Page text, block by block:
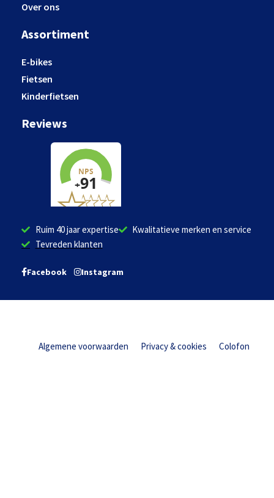
Over ons
Assortiment
E-bikes
Fietsen
Kinderfietsen
Reviews
Ruim 40 jaar expertise
Kwalitatieve merken en service
Tevreden klanten
Facebook Instagram
Algemene voorwaarden Privacy & cookies Colofon